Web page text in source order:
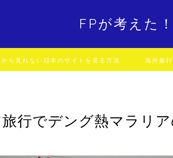
FPが考えた
から見れない日本のサイトを見る方法 海外旅
行でデング熱マラリ